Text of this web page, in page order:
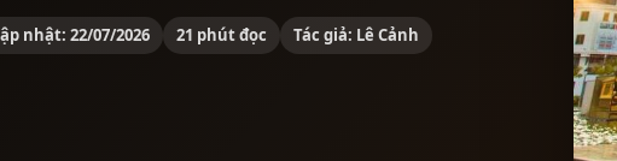
nhật: 22/07/2026 21 phút đọc Tác giả: Lê Cảnh